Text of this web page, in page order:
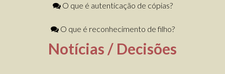
O que é autenticação de cópias?
O que é reconhecimento de filho?
Notícias / Decisões